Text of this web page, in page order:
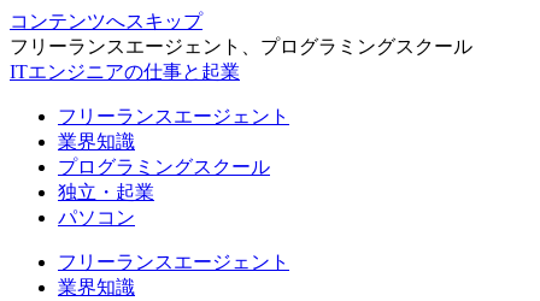
コンテンツへスキップ
フリーランスエージェント、プログラミングスクール
ITエンジニアの仕事と起業
フリーランスエージェント
業界知識
プログラミングスクール
独立・起業
パソコン
フリーランスエージェント
業界知識